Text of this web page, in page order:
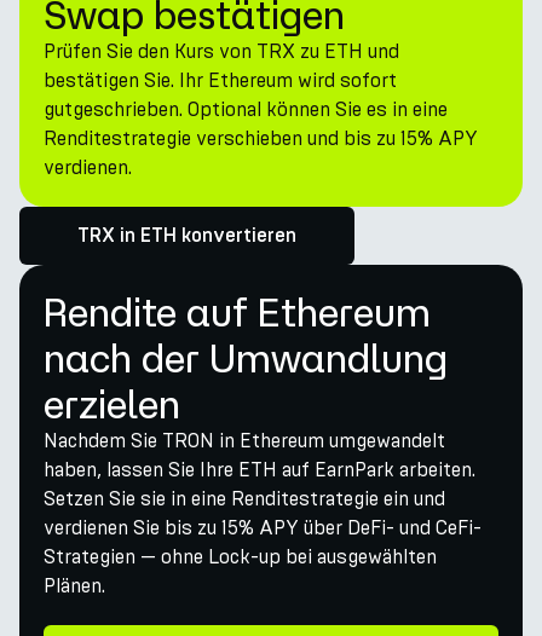
Swap bestätigen
Prüfen Sie den Kurs von TRX zu ETH und
bestätigen Sie. Ihr Ethereum wird sofort
gutgeschrieben. Optional können Sie es in eine
Renditestrategie verschieben und bis zu 15% APY
verdienen.
TRX in ETH konvertieren
Rendite auf Ethereum
nach der Umwandlung
erzielen
Nachdem Sie TRON in Ethereum umgewandelt
haben, lassen Sie Ihre ETH auf EarnPark arbeiten.
Setzen Sie sie in eine Renditestrategie ein und
verdienen Sie bis zu 15% APY über DeFi- und CeFi-
Strategien — ohne Lock-up bei ausgewählten
Plänen.